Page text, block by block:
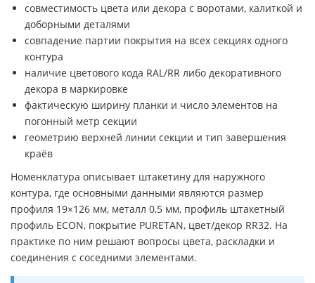
совместимость цвета или декора с воротами, калиткой и
доборными деталями
совпадение партии покрытия на всех секциях одного
контура
наличие цветового кода RAL/RR либо декоративного
декора в маркировке
фактическую ширину планки и число элементов на
погонный метр секции
геометрию верхней линии секции и тип завершения
краёв
Номенклатура описывает штакетину для наружного
контура, где основными данными являются размер
профиля 19×126 мм, металл 0,5 мм, профиль штакетный
профиль ECON, покрытие PURETAN, цвет/декор RR32. На
практике по ним решают вопросы цвета, раскладки и
соединения с соседними элементами.